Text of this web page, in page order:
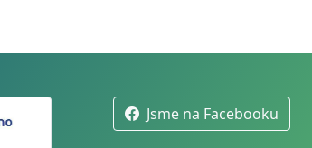
Jsme na Facebooku